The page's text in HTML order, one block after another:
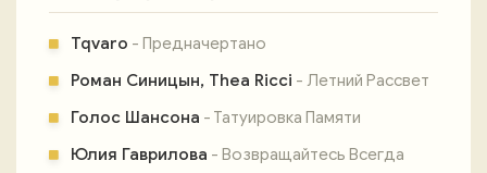
Tqvaro - Предначертано
Роман Синицын, Thea Ricci - Летний Рассвет
Голос Шансона - Татуировка Памяти
Юлия Гаврилова - Возвращайтесь Всегда